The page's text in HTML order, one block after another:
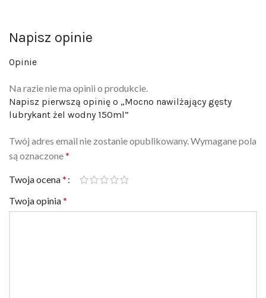
Napisz opinie
Opinie
Na razie nie ma opinii o produkcie.
Napisz pierwszą opinię o „Mocno nawilżający gęsty
lubrykant żel wodny 150ml”
Twój adres email nie zostanie opublikowany.Wymagane pola
są oznaczone*
Twoja ocena*
Twoja opinia*